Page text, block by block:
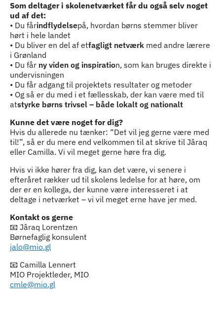
Som deltager i skolenetværket får du også selv noget
ud af det:
• Du fårindflydelsepå, hvordan børns stemmer bliver
hørt i hele landet
• Du bliver en del af etfagligt netværk med andre lærere
i Grønland
• Du får ny viden og inspiration, som kan bruges direkte i
undervisningen
• Du får adgang til projektets resultater og metoder
• Og så er du med i et fællesskab, der kan være med til
atstyrke børns trivsel – både lokalt og nationalt
Kunne det være noget for dig?
Hvis du allerede nu tænker: “Det vil jeg gerne være med
til!”, så er du mere end velkommen til at skrive til Jâraq
eller Camilla. Vi vil meget gerne høre fra dig.
Hvis vi ikke hører fra dig, kan det være, vi senere i
efteråret rækker ud til skolens ledelse for at høre, om
der er en kollega, der kunne være interesseret i at
deltage i netværket – vi vil meget erne have jer med.
Kontakt os gerne
📧 Jâraq Lorentzen
Børnefaglig konsulent
jalo@mio.gl
📧 Camilla Lennert
MIO Projektleder, MIO
cmle@mio.gl